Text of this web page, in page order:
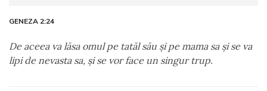
GENEZA 2:24
De aceea va lăsa omul pe tatăl său şi pe mama sa şi se va
lipi de nevasta sa, şi se vor face un singur trup.